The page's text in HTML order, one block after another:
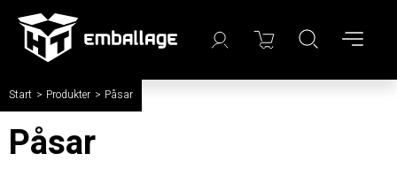
Start / Produkter / Påsar
Påsar